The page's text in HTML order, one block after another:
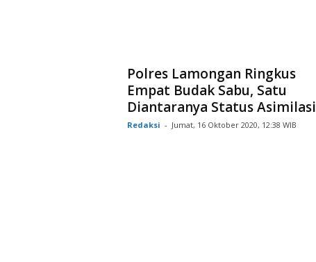
Polres Lamongan Ringkus
Empat Budak Sabu, Satu
Diantaranya Status Asimilasi
Redaksi - Jumat, 16 Oktober 2020, 12:38 WIB